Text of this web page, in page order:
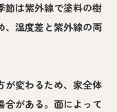
節は紫外線で塗料の樹
、温度差と紫外線の両
が変わるため、家全体
合がある。面によって